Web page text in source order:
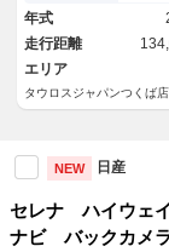
ーウインドウ ホワイト
年式
走行距離
エリア
タウロスジャパンつくば店
NEW 日産
セレナ ハイウェ
ナビ バックカメ